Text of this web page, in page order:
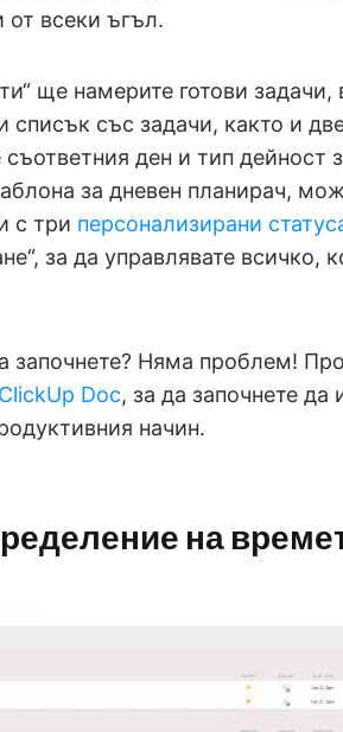
от всеки ъгъл.
ще намерите готови задачи,
списък със задачи, както и
ден и тип дейност
за дневен планирач,
с три персонализирани
за да управлявате всичко,
започнете? Няма проблем!
ClickUp Doc, за да започнете да
начин.
на